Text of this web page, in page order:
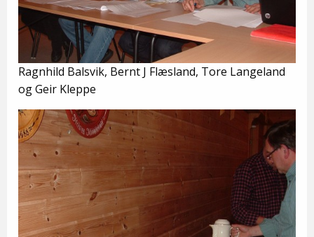
Ragnhild Balsvik, Bernt J Flæsland, Tore Langeland
og Geir Kleppe